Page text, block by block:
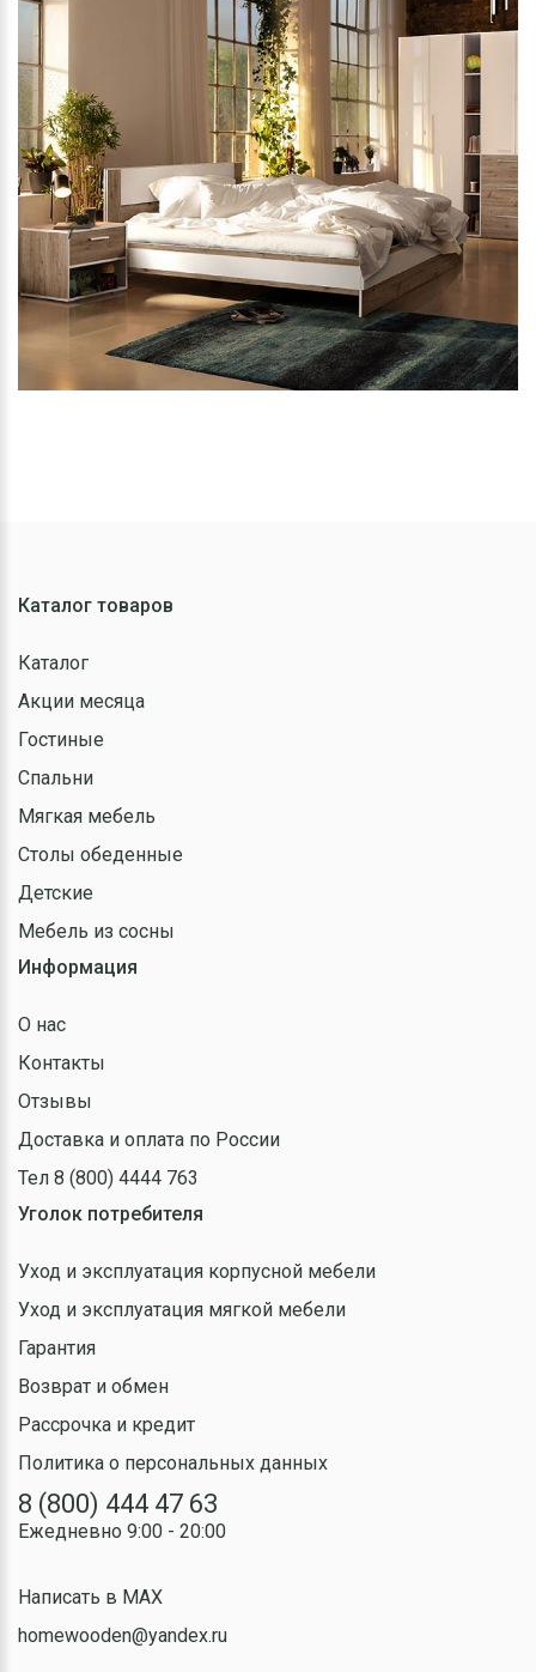
Каталог товаров
Каталог
Акции месяца
Гостиные
Спальни
Мягкая мебель
Столы обеденные
Детские
Мебель из сосны
Информация
О нас
Контакты
Отзывы
Доставка и оплата по России
Тел 8 (800) 4444 763
Уголок потребителя
Уход и эксплуатация корпусной мебели
Уход и эксплуатация мягкой мебели
Гарантия
Возврат и обмен
Рассрочка и кредит
Политика о персональных данных
8 (800) 444 47 63
Ежедневно 9:00 - 20:00
Написать в MAX
homewooden@yandex.ru